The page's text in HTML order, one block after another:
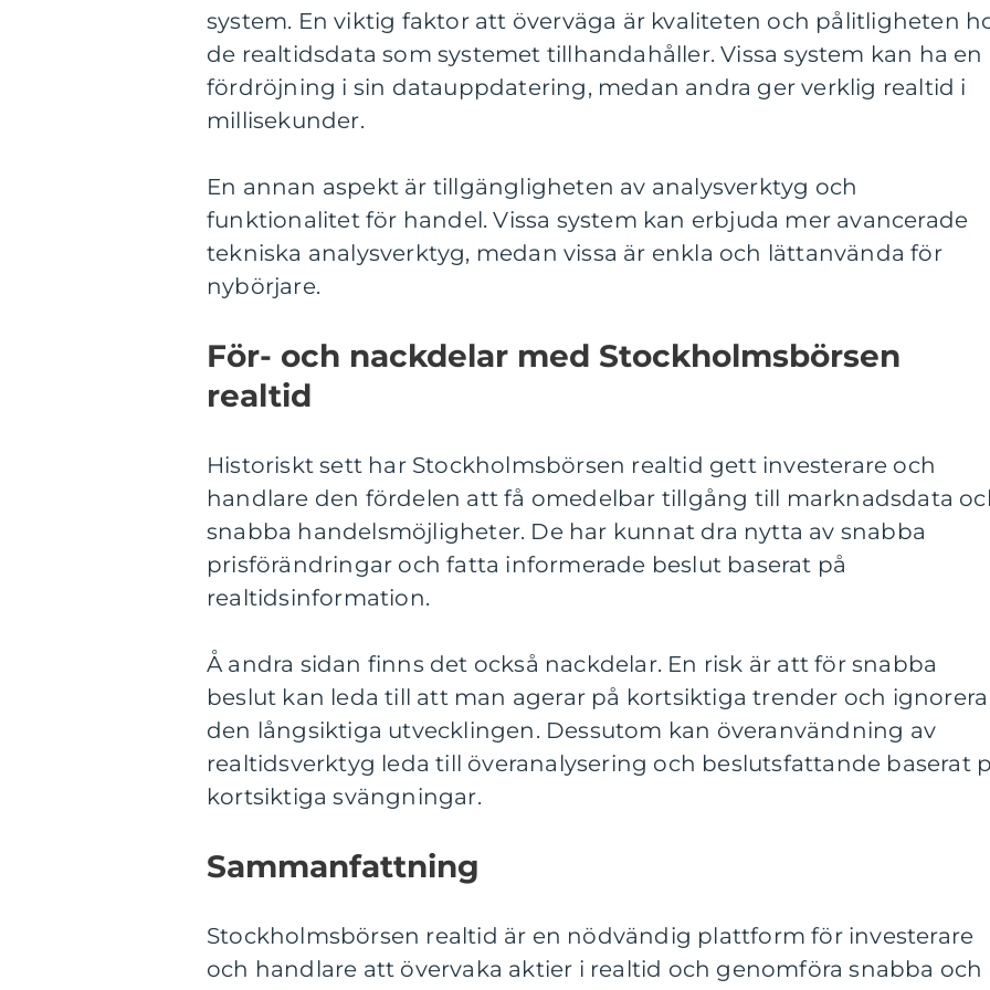
system. En viktig faktor att överväga är kvaliteten och pålitligheten
de realtidsdata som systemet tillhandahåller. Vissa system kan ha en
fördröjning i sin datauppdatering, medan andra ger verklig realtid i
millisekunder.
En annan aspekt är tillgängligheten av analysverktyg och
funktionalitet för handel. Vissa system kan erbjuda mer avancerade
tekniska analysverktyg, medan vissa är enkla och lättanvända för
nybörjare.
För- och nackdelar med Stockholmsbörsen
realtid
Historiskt sett har Stockholmsbörsen realtid gett investerare och
handlare den fördelen att få omedelbar tillgång till marknadsdata
snabba handelsmöjligheter. De har kunnat dra nytta av snabba
prisförändringar och fatta informerade beslut baserat på
realtidsinformation.
Å andra sidan finns det också nackdelar. En risk är att för snabba
beslut kan leda till att man agerar på kortsiktiga trender och
den långsiktiga utvecklingen. Dessutom kan överanvändning av
realtidsverktyg leda till överanalysering och beslutsfattande baserat
kortsiktiga svängningar.
Sammanfattning
Stockholmsbörsen realtid är en nödvändig plattform för investerare
och handlare att övervaka aktier i realtid och genomföra snabba och